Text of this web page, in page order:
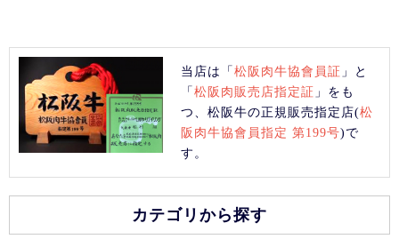
当店は「松阪肉牛協會員証 」と
「松阪肉販売店指定証 」をも
つ、松阪牛の正規販売指定店(松
阪肉牛協會員指定 第199号)で
す。
カテゴリから探す